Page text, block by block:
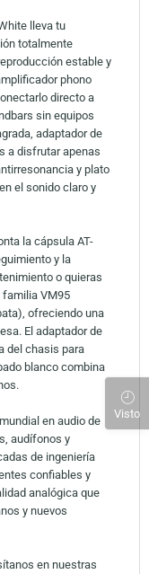
lleva tu
totalmente
estable y
phono
directo a
sin equipos
adaptador de
a disfrutar apenas
y plato
el sonido claro y
la cápsula AT-
y la
o quieras
familia VM95
ofreciendo una
El adaptador de
del chasis para
blanco combina
en audio de
audífonos y
de ingeniería
confiables y
analógica que
y nuevos
en nuestras
Visto